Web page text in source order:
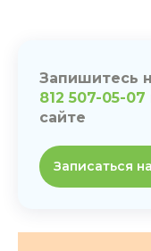
Запишитесь
812 507-05-07
сайте
Записаться